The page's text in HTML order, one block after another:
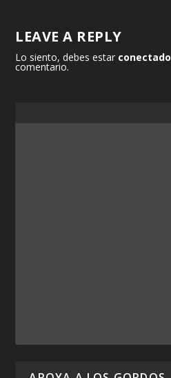
LEAVE A REPLY
Lo siento, debes estar conectado
comentario.